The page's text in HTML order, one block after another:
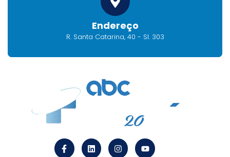
Endereço
R. Santa Catarina, 40 - Sl. 303